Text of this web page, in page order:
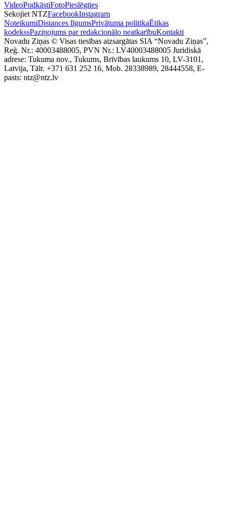
VideoPodkāstiFotoPieslēgties
Sekojiet NTZFacebookInstagram
NoteikumiDistances līgumsPrivātuma politikaĒtikas
kodekssPaziņojums par redakcionālo neatkarībuKontakti
Novadu Ziņas © Visas tiesības aizsargātas SIA “Novadu Ziņas”,
Reģ. Nr.: 40003488005, PVN Nr.: LV40003488005 Juridiskā
adrese: Tukuma nov., Tukums, Brīvības laukums 10, LV-3101,
Latvija, Tālr. +371 631 252 16, Mob. 28338989, 28444558, E-
pasts: ntz@ntz.lv